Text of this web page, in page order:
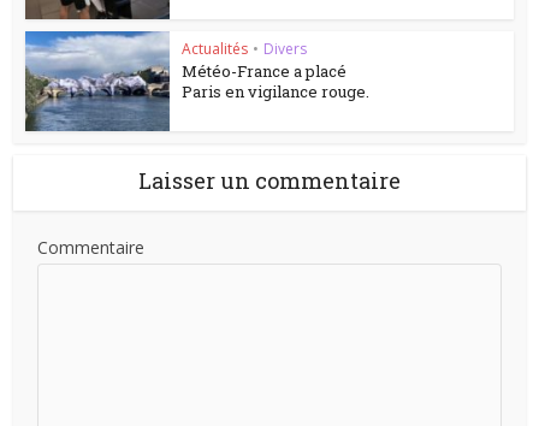
Actualités • Divers
Météo-France a placé
Paris en vigilance rouge.
Laisser un commentaire
Commentaire